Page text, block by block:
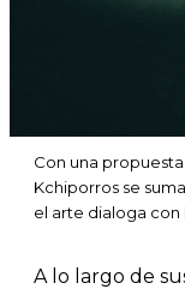
Con una
Kchiporros se
el arte dialoga con
A lo largo de